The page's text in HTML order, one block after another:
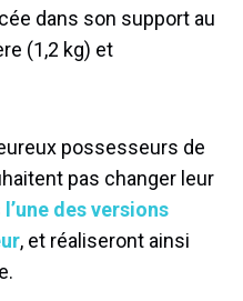
dans son support au
(1,2 kg) et
possesseurs de
pas changer leur
l’une des versions
, et réaliseront ainsi